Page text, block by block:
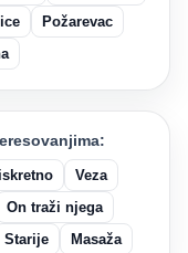
Požarevac
Veza
On traži njega
Starije Masaža